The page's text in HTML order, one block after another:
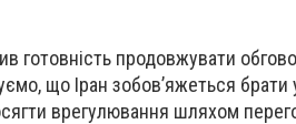
готовність продовжувати
що Іран зобов’яжеться брати
врегулювання шляхом